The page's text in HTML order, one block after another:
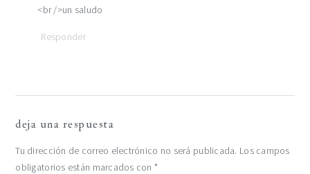
<br />un saludo
Responder
deja una respuesta
Tu dirección de correo electrónico no será publicada. Los campos
obligatorios están marcados con *